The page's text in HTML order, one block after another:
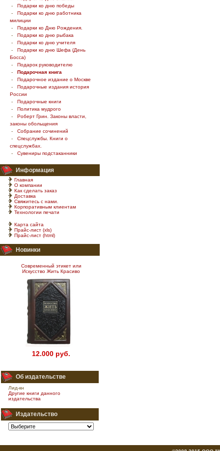
- Подарки ко дню победы
- Подарки ко дню работника
милиции
- Подарки ко Дню Рождения.
- Подарки ко дню рыбака
- Подарки ко дню учителя
- Подарки ко дню Шефа (День
Босса)
- Подарок руководителю
- Подарочная книга
- Подарочное издание о Москве
- Подарочные издания история
России
- Подарочные книги
- Политика мудрого
- Роберт Грин. Законы власти,
законы обольщения
- Собрание сочинений
- Спецслужбы. Книги о
спецслужбах.
- Сувениры подстаканники
Информация
Главная
О компании
Как сделать заказ
Доставка
Свяжитесь с нами.
Корпоративным клиентам
Технологии печати
Карта сайта
Прайс-лист (xls)
Прайс-лист (html)
Новинки
Современный этикет или
Искусство Жить Красиво
12.000 руб.
Об издательстве
Лид-кн
Другие книги данного
издательства
Издательство